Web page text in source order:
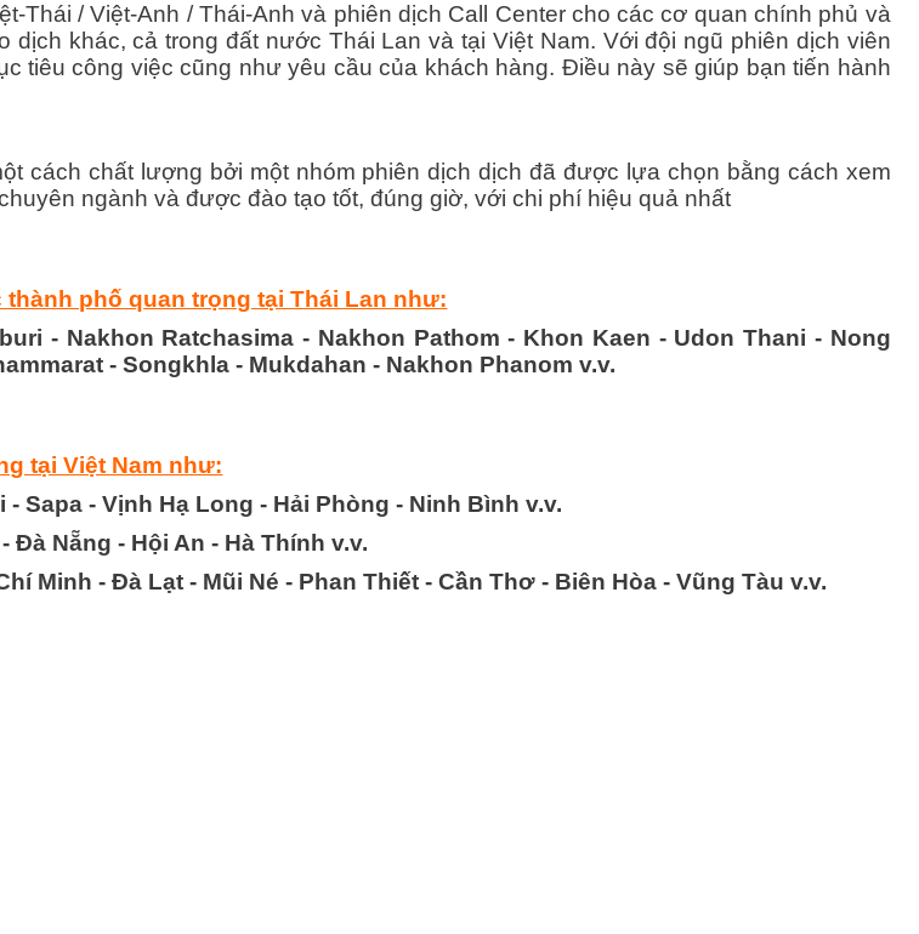
Thái / Việt-Anh / Thái-Anh và phiên dịch Call Center cho các cơ quan chính phủ và
khác, cả trong đất nước Thái Lan và tại Việt Nam. Với đội ngũ phiên dịch viên
tiêu công việc cũng như yêu cầu của khách hàng. Điều này sẽ giúp bạn tiến hành
cách chất lượng bởi một nhóm phiên dịch dịch đã được lựa chọn bằng cách xem
ngành và được đào tạo tốt, đúng giờ, với chi phí hiệu quả nhất
phố quan trọng tại Thái Lan như:
- Nakhon Ratchasima - Nakhon Pathom - Khon Kaen - Udon Thani - Nong
- Songkhla - Mukdahan - Nakhon Phanom v.v.
tại Việt Nam như:
- Sapa - Vịnh Hạ Long - Hải Phòng - Ninh Bình v.v.
Đà Nẵng - Hội An - Hà Thính v.v.
Minh - Đà Lạt - Mũi Né - Phan Thiết - Cần Thơ - Biên Hòa - Vũng Tàu v.v.